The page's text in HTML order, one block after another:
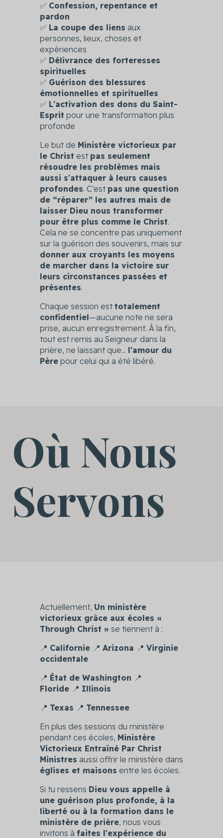
✅ Confession, repentance et
pardon
✅ La coupe des liens aux
personnes, lieux, choses et
expériences
✅ Délivrance des forteresses
spirituelles
✅ Guérison des blessures
émotionnelles et spirituelles
✅ L'activation des dons du Saint-
Esprit pour une transformation plus
profonde
Le but de Ministère victorieux par
le Christ est pas seulement
résoudre les problèmes mais
aussi s'attaquer à leurs causes
profondes. C'est pas une question
de “réparer” les autres mais de
laisser Dieu nous transformer
pour être plus comme le Christ.
Cela ne se concentre pas uniquement
sur la guérison des souvenirs, mais sur
donner aux croyants les moyens
de marcher dans la victoire sur
leurs circonstances passées et
présentes.
Chaque session est totalement
confidentiel—aucune note ne sera
prise, aucun enregistrement. À la fin,
tout est remis au Seigneur dans la
prière, ne laissant que... l'amour du
Père pour celui qui a été libéré.
Où Nous
Servons
Actuellement, Un ministère
victorieux grâce aux écoles «
Through Christ » se tiennent à :
📍 Californie 📍 Arizona 📍 Virginie
occidentale
📍 État de Washington 📍
Floride 📍 Illinois
📍 Texas 📍 Tennessee
En plus des sessions du ministère
pendant ces écoles, Ministère
Victorieux Entraîné Par Christ
Ministres aussi offrir le ministère dans
églises et maisons entre les écoles.
Si tu ressens Dieu vous appelle à
une guérison plus profonde, à la
liberté ou à la formation dans le
ministère de prière, nous vous
invitons à faites l'expérience du